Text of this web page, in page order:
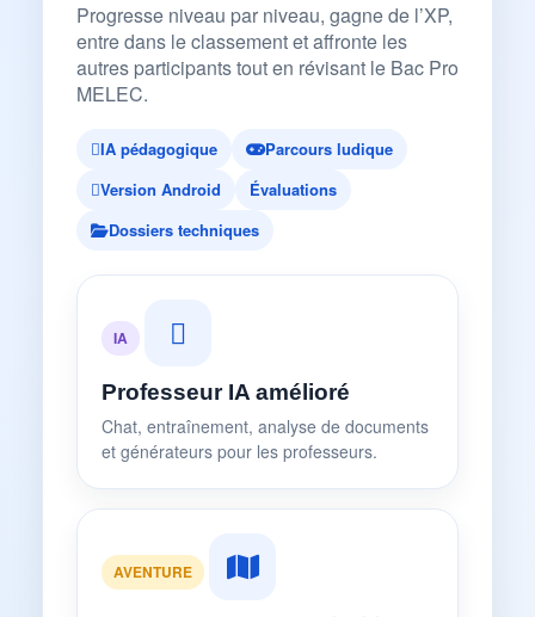
Progresse niveau par niveau, gagne de l’XP,
entre dans le classement et affronte les
autres participants tout en révisant le Bac Pro
MELEC.
IA pédagogique
Parcours ludique
Version Android
Évaluations
Dossiers techniques
IA
Professeur IA amélioré
Chat, entraînement, analyse de documents
et générateurs pour les professeurs.
AVENTURE